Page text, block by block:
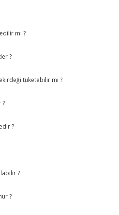
mi ?
?
tüketebilir mi ?
?
?
?
?